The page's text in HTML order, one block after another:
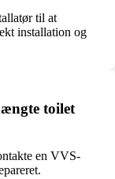
til at
installation og
toilet
en VVS-